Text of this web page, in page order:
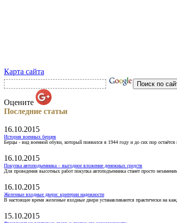
Карта сайта
Оцените
Последние статьи
16.10.2015
История военных берцев
Берцы - вид военной обуви, который появился в 1944 году и до сих пор
16.10.2015
Покупка автоподъемника – выгодное вложение денежных средств
Для проведения высотных работ покупка автоподъемника станет просто
16.10.2015
Железные входные двери: критерии надежности
В настоящее время железные входные двери устанавливаются практически на
15.10.2015